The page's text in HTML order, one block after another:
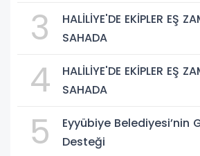
3
HALİLİYE'DE EKİPLER EŞ
SAHADA
4
HALİLİYE'DE EKİPLER EŞ
SAHADA
5
Eyyübiye Belediyesi’nin
Desteği